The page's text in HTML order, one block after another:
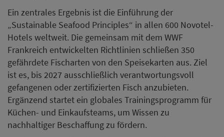
Ein zentrales Ergebnis ist die Einführung der
„Sustainable Seafood Principles“ in allen 600 Novotel-
Hotels weltweit. Die gemeinsam mit dem WWF
Frankreich entwickelten Richtlinien schließen 350
gefährdete Fischarten von den Speisekarten aus. Ziel
ist es, bis 2027 ausschließlich verantwortungsvoll
gefangenen oder zertifizierten Fisch anzubieten.
Ergänzend startet ein globales Trainingsprogramm für
Küchen- und Einkaufsteams, um Wissen zu
nachhaltiger Beschaffung zu fördern.